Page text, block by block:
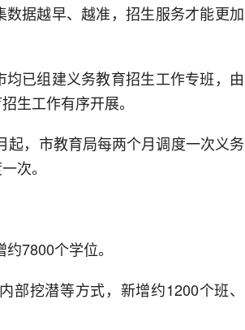
据越早、越准，招生服务才能更加
已组建义务教育招生工作专班，由
生工作有序开展。
起，市教育局每两个月调度一次义务
次。
7800个学位。
挖潜等方式，新增约1200个班、